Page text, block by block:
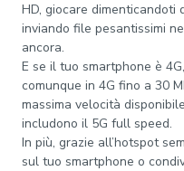
HD, giocare
inviando file pesantissimi
ancora.
E se il tuo smartphone è
comunque in 4G fino a 30
massima velocità
includono il 5G full speed.
In più, grazie all’hotspot
sul tuo smartphone o